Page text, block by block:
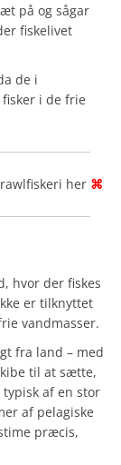
på og sågar
fiskelivet
de i
i de frie
her ⌘
hvor der fiskes
er tilknyttet
vandmasser.
fra land – med
til at sætte,
af en stor
af pelagiske
præcis,